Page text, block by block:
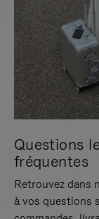
Questions
fréquentes
Retrouvez dans
à vos questions